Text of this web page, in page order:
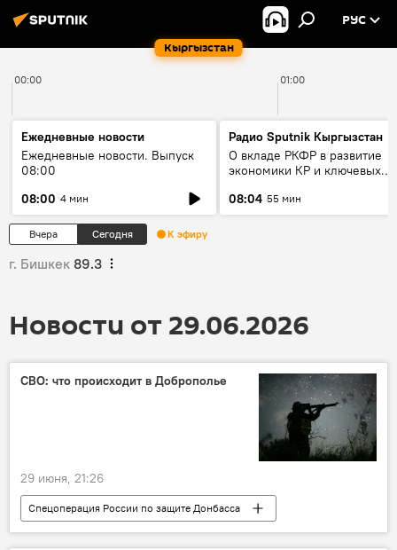
Кыргызстан
РУС
00:00 01:00
Ежедневные новости
Ежедневные новости. Выпуск
08:00
08:00 4 мин
Радио Sputnik Кыргызстан
О вкладе РКФР в развитие
экономики КР и ключевых
08:04 55 мин
Вчера Сегодня К эфиру
г. Бишкек 89.3
Новости от 29.06.2026
СВО: что происходит в Доброполье
29 июня, 21:26
Спецоперация России по защите Донбасса
Россия
Украина
спецоперация